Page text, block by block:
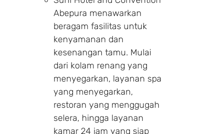
Abepura menawarkan
beragam fasilitas untuk
kenyamanan dan
kesenangan tamu. Mulai
dari kolam renang yang
menyegarkan, layanan spa
yang menyegarkan,
restoran yang menggugah
selera, hingga layanan
kamar 24 jam yang siap